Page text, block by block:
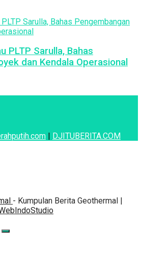
PLTP Sarulla, Bahas
dan Kendala Operasional
| DJITUBERITA.COM
- Kumpulan Berita Geothermal |